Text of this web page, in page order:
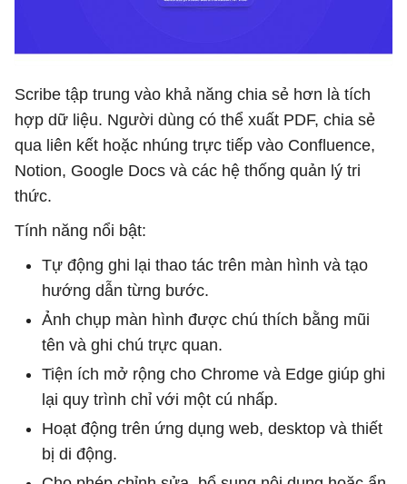
Scribe tập trung vào khả năng chia sẻ hơn là tích
hợp dữ liệu. Người dùng có thể xuất PDF, chia sẻ
qua liên kết hoặc nhúng trực tiếp vào Confluence,
Notion, Google Docs và các hệ thống quản lý tri
thức.
Tính năng nổi bật:
Tự động ghi lại thao tác trên màn hình và tạo
hướng dẫn từng bước.
Ảnh chụp màn hình được chú thích bằng mũi
tên và ghi chú trực quan.
Tiện ích mở rộng cho Chrome và Edge giúp ghi
lại quy trình chỉ với một cú nhấp.
Hoạt động trên ứng dụng web, desktop và thiết
bị di động.